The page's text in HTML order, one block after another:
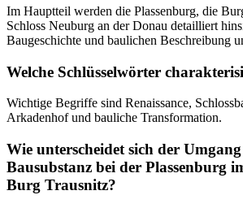
Im Hauptteil werden die Plassenburg, die
Schloss Neuburg an der Donau detailliert
Baugeschichte und baulichen Beschreibung
Welche Schlüsselwörter
Wichtige Begriffe sind Renaissance,
Arkadenhof und bauliche Transformation.
Wie unterscheidet sich der
Bausubstanz bei der Plassenburg
Burg Trausnitz?